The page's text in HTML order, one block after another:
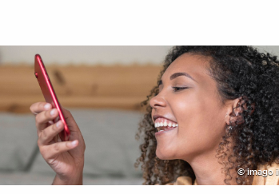
©imago